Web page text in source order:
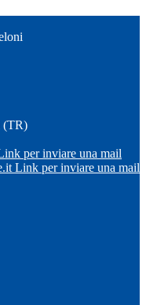
(TR)
per inviare una mail
Link per inviare una mail